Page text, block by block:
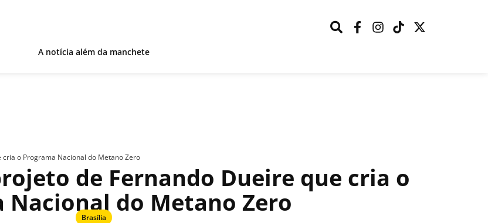
A notícia além da manchete
o Programa Nacional do Metano Zero
de Fernando Dueire que cria o
Nacional do Metano Zero
Brasília